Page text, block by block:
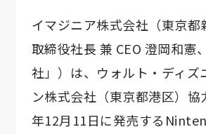
イマジニア株式会社（東京都
取締役社長 兼 CEO 澄岡和憲
社」）は、ウォルト・ディズ
ン株式会社（東京都港区）協
年12月11日に発売する